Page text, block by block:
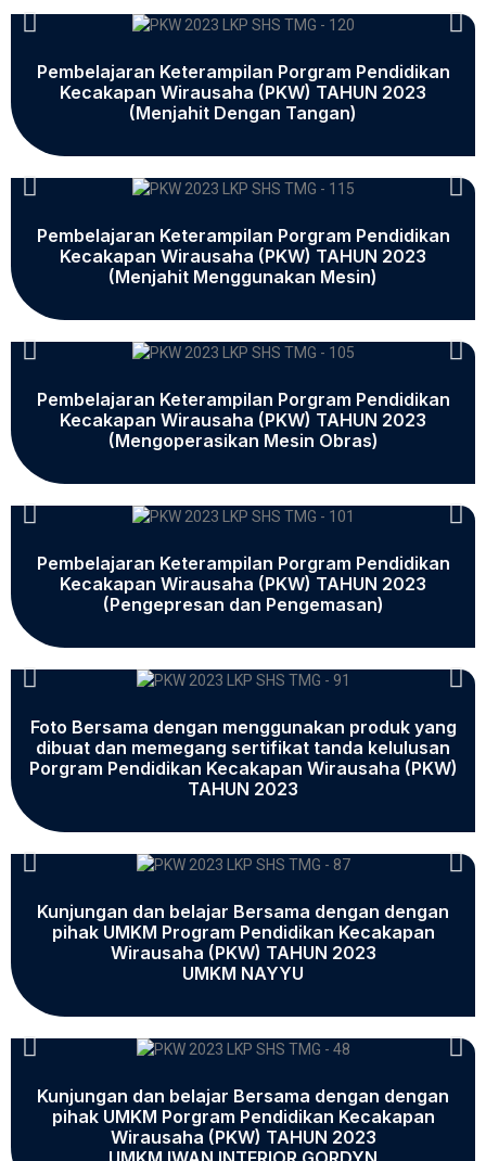
Pembelajaran Keterampilan Porgram Pendidikan
Kecakapan Wirausaha (PKW) TAHUN 2023
(Menjahit Dengan Tangan)
Pembelajaran Keterampilan Porgram Pendidikan
Kecakapan Wirausaha (PKW) TAHUN 2023
(Menjahit Menggunakan Mesin)
Pembelajaran Keterampilan Porgram Pendidikan
Kecakapan Wirausaha (PKW) TAHUN 2023
(Mengoperasikan Mesin Obras)
Pembelajaran Keterampilan Porgram Pendidikan
Kecakapan Wirausaha (PKW) TAHUN 2023
(Pengepresan dan Pengemasan)
Foto Bersama dengan menggunakan produk yang
dibuat dan memegang sertifikat tanda kelulusan
Porgram Pendidikan Kecakapan Wirausaha (PKW)
TAHUN 2023
Kunjungan dan belajar Bersama dengan dengan
pihak UMKM Program Pendidikan Kecakapan
Wirausaha (PKW) TAHUN 2023
UMKM NAYYU
Kunjungan dan belajar Bersama dengan dengan
pihak UMKM Porgram Pendidikan Kecakapan
Wirausaha (PKW) TAHUN 2023